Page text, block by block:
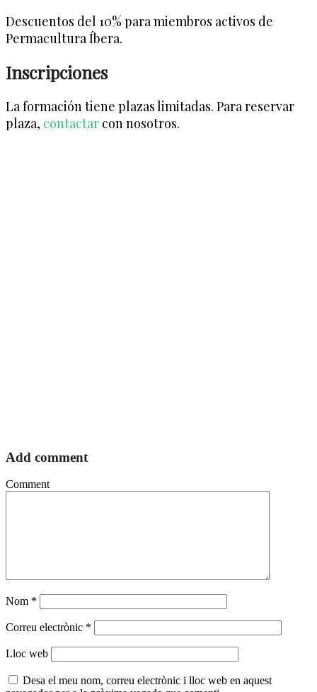
Descuentos del 10% para miembros activos de
Permacultura Íbera.
Inscripciones
La formación tiene plazas limitadas. Para reservar
plaza, contactar con nosotros.
Add comment
Comment
Nom *
Correu electrònic *
Lloc web
Desa el meu nom, correu electrònic i lloc web en aquest